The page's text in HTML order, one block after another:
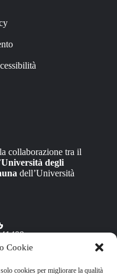
Cookie
cookies per migliorare la qualità
collaborazione tra il
Università degli
dell’Università